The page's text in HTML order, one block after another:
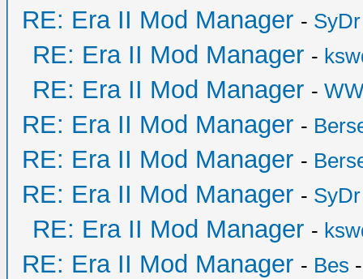
RE: Era II Mod Manager - SyDr
RE: Era II Mod Manager -
RE: Era II Mod Manager -
RE: Era II Mod Manager -
RE: Era II Mod Manager -
RE: Era II Mod Manager - SyDr
RE: Era II Mod Manager -
RE: Era II Mod Manager - Bes